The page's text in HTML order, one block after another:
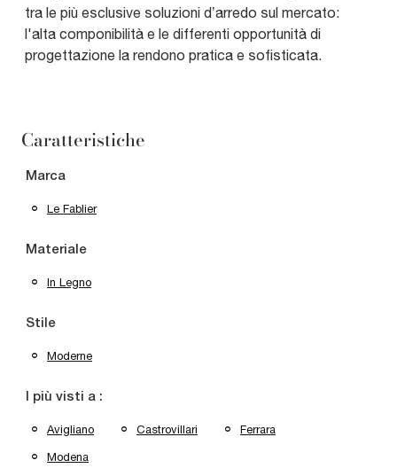
tra le più esclusive soluzioni d’arredo sul mercato:
l'alta componibilità e le differenti opportunità di
progettazione la rendono pratica e sofisticata.
Caratteristiche
Marca
Le Fablier
Materiale
In Legno
Stile
Moderne
I più visti a :
Avigliano Castrovillari Ferrara
Modena